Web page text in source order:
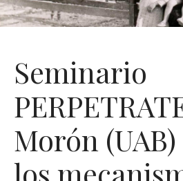
Seminario
Morón
los